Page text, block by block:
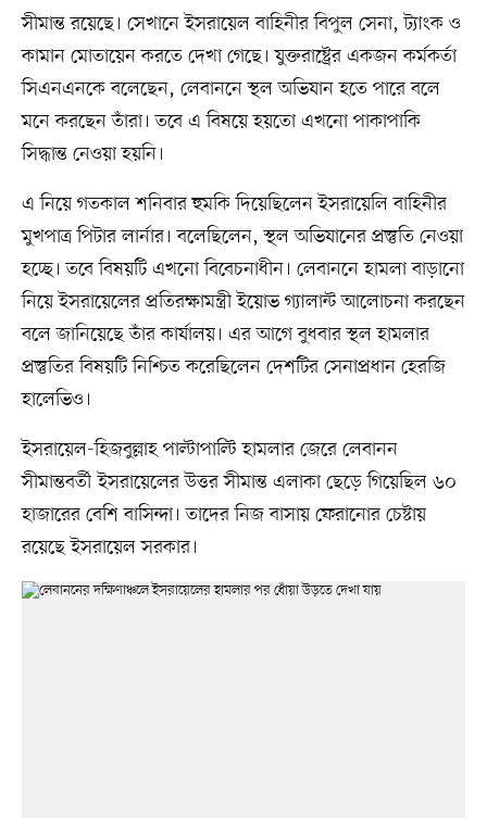
সীমান্ত রয়েছে। সেখানে ইসরায়েল বাহিনীর বিপুল সেনা, ট্যাংক ও
কামান মোতায়েন করতে দেখা গেছে। যুক্তরাষ্ট্রের একজন কর্মকর্তা
সিএনএনকে বলেছেন, লেবাননে স্থল অভিযান হতে পারে বলে
মনে করছেন তাঁরা। তবে এ বিষয়ে হয়তো এখনো পাকাপাকি
সিদ্ধান্ত নেওয়া হয়নি।
এ নিয়ে গতকাল শনিবার হুমকি দিয়েছিলেন ইসরায়েলি বাহিনীর
মুখপাত্র পিটার লার্নার। বলেছিলেন, স্থল অভিযানের প্রস্তুতি নেওয়া
হচ্ছে। তবে বিষয়টি এখনো বিবেচনাধীন। লেবাননে হামলা বাড়ানো
নিয়ে ইসরায়েলের প্রতিরক্ষামন্ত্রী ইয়োভ গ্যালান্ট আলোচনা করছেন
বলে জানিয়েছে তাঁর কার্যালয়। এর আগে বুধবার স্থল হামলার
প্রস্তুতির বিষয়টি নিশ্চিত করেছিলেন দেশটির সেনাপ্রধান হেরজি
হালেভিও।
ইসরায়েল-হিজবুল্লাহ পাল্টাপাল্টি হামলার জেরে লেবানন
সীমান্তবর্তী ইসরায়েলের উত্তর সীমান্ত এলাকা ছেড়ে গিয়েছিল ৬০
হাজারের বেশি বাসিন্দা। তাদের নিজ বাসায় ফেরানোর চেষ্টায়
রয়েছে ইসরায়েল সরকার।